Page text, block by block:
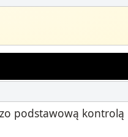
podstawową kontrolą